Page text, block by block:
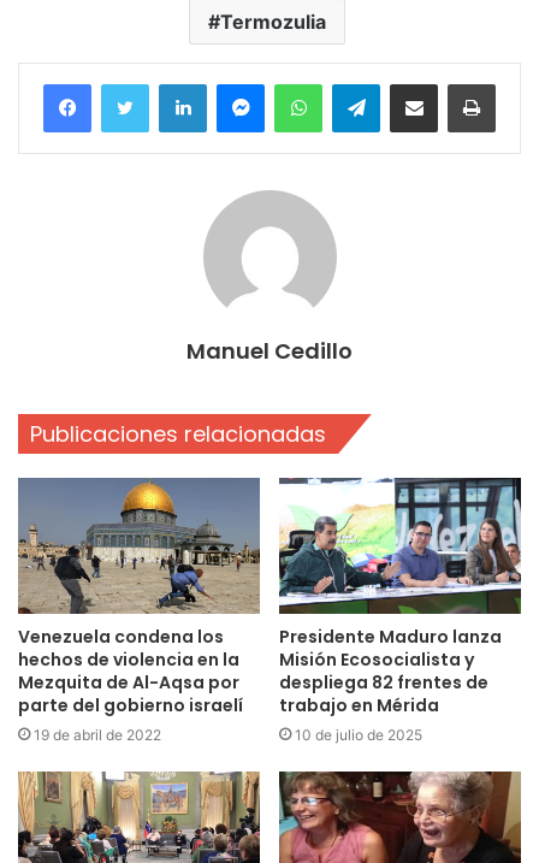
Termozulia
FacebookTwitter LinkedInMessengerWhatsAppTelegramCompartir por correo electrónico
Manuel Cedillo
Publicaciones relacionadas
Venezuela condena los
hechos de violencia en la
Mezquita de Al-Aqsa por
parte del gobierno israelí
19 de abril de 2022
Presidente Maduro lanza
Misión Ecosocialista y
despliega 82 frentes de
trabajo en Mérida
10 de julio de 2025